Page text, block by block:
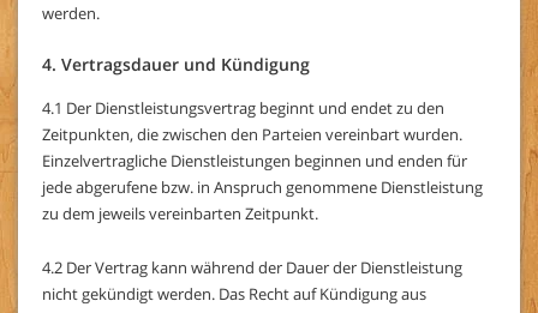
werden.
4. Vertragsdauer und Kündigung
4.1 Der Dienstleistungsvertrag beginnt und endet zu den
Zeitpunkten, die zwischen den Parteien vereinbart wurden.
Einzelvertragliche Dienstleistungen beginnen und enden für
jede abgerufene bzw. in Anspruch genommene Dienstleistung
zu dem jeweils vereinbarten Zeitpunkt.
4.2 Der Vertrag kann während der Dauer der Dienstleistung
nicht gekündigt werden. Das Recht auf Kündigung aus